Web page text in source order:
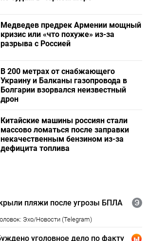
Медведев предрек Армении мощный
кризис или «что похуже» из-за
разрыва с Россией
В 200 метрах от снабжающего
Украину и Балканы газопровода в
Болгарии взорвался неизвестный
дрон
Китайские машины россиян стали
массово ломаться после заправки
некачественным бензином из-за
дефицита топлива